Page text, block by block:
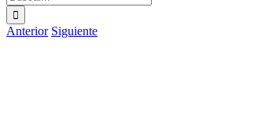
Anterior Siguiente